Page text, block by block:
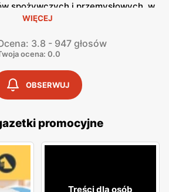
spożywczych i przemysłowych, w
pieczywo, nabiał, mięso oraz
użytku. Klienci cenią sobie bogaty
, które umożliwiają
Jednym z kluczowych
Netto
.Gazetki
, specjalne oferty oraz sezonowe
klienci mogą planować swoje
wyjątkowych okazji cenowych.
zarówno w formie papierowej w
co umożliwia łatwy dostęp do
WIĘCEJ
3.8 - 947 głosów
ocena: 0.0
OBSERWUJ
promocyjne
Treści dla osób